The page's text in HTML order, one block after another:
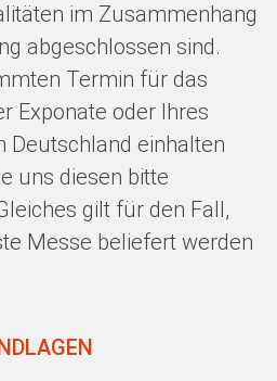
im Zusammenhang
abgeschlossen sind.
Termin für das
Exponate oder Ihres
Deutschland einhalten
uns diesen bitte
gilt für den Fall,
Messe beliefert werden